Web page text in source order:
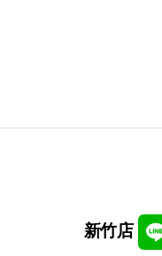
新竹店